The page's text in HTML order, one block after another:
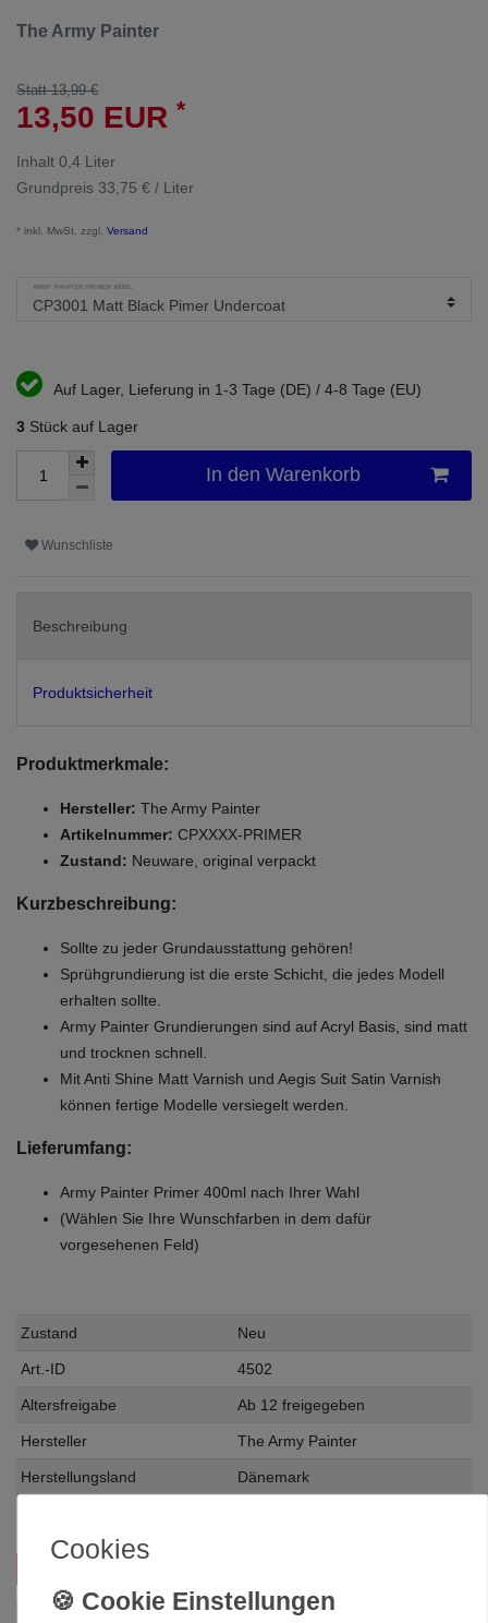
The Army Painter
Statt 13,99 €
13,50 EUR *
Inhalt 0,4 Liter
Grundpreis 33,75 € / Liter
* inkl. MwSt. zzgl. Versand
ARMY PAINTER PRIMER 400ML
Auf Lager, Lieferung in 1-3 Tage (DE) / 4-8 Tage (EU)
3 Stück auf Lager
In den Warenkorb
Wunschliste
Beschreibung
Produktsicherheit
Produktmerkmale:
Hersteller: The Army Painter
Artikelnummer: CPXXXX-PRIMER
Zustand: Neuware, original verpackt
Kurzbeschreibung:
Sollte zu jeder Grundausstattung gehören!
Sprühgrundierung ist die erste Schicht, die jedes Modell
erhalten sollte.
Army Painter Grundierungen sind auf Acryl Basis, sind matt
und trocknen schnell.
Mit Anti Shine Matt Varnish und Aegis Suit Satin Varnish
können fertige Modelle versiegelt werden.
Lieferumfang:
Army Painter Primer 400ml nach Ihrer Wahl
(Wählen Sie Ihre Wunschfarben in dem dafür
vorgesehenen Feld)
Zustand Neu
Art.-ID 4502
Altersfreigabe Ab 12 freigegeben
Hersteller The Army Painter
Herstellungsland Dänemark
Cookies